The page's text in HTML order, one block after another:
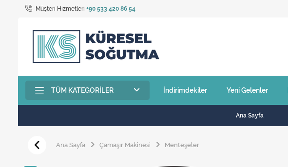
Müşteri Hizmetleri +90 533 420 86 54
TÜM KATEGORILER İndirimdekiler Yeni Gelenler
Ana Sayfa
Ana Sayfa Çamaşır Makinesi Menteşeler